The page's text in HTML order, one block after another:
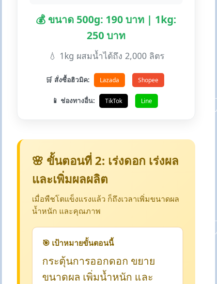
💰 ขนาด 500g: 190 บาท | 1kg:
250 บาท
💧 1kg ผสมน้ำได้ถึง 2,000 ลิตร
🛒 สั่งซื้อฮิวมิค: Lazada Shopee
📱 ช่องทางอื่น: TikTok Line
🌸 ขั้นตอนที่ 2: เร่งดอก เร่งผล
และเพิ่มผลผลิต
เมื่อพืชโตแข็งแรงแล้ว ก็ถึงเวลาเพิ่มขนาดผล
น้ำหนัก และคุณภาพ
🎯 เป้าหมายขั้นตอนนี้
กระตุ้นการออกดอก ขยาย
ขนาดผล เพิ่มน้ำหนัก และ